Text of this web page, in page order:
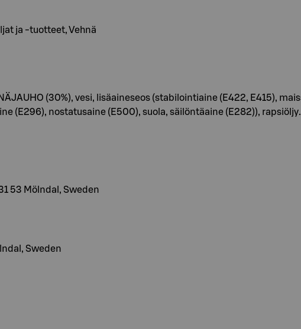
ja -tuotteet, Vehnä
(30%), vesi, lisäaineseos (stabilointiaine (E422, E415),
(E296), nostatusaine (E500), suola, säilöntäaine (E282)), rapsiöljy.
53 Mölndal, Sweden
Sweden